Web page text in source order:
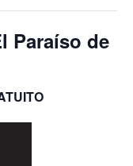
Paraíso de